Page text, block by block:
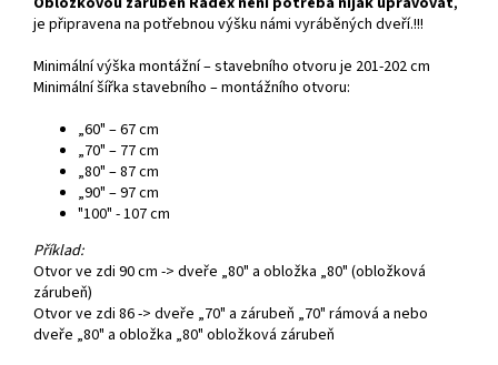
je připravena na potřebnou výšku námi vyráběných dveří.!!!
Minimální výška montážní – stavebního otvoru je 201-202 cm
Minimální šířka stavebního – montážního otvoru:
„60" – 67 cm
„70" – 77 cm
„80" – 87 cm
„90" – 97 cm
"100" - 107 cm
Příklad:
Otvor ve zdi 90 cm -> dveře „80" a obložka „80" (obložková
zárubeň)
Otvor ve zdi 86 -> dveře „70" a zárubeň „70" rámová a nebo
dveře „80" a obložka „80" obložková zárubeň